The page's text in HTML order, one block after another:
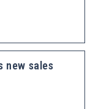
new sales